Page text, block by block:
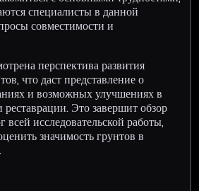
специалисты в данной
совместимости и
перспектива развития
что даст представление о
и возможных улучшениях в
Это завершит обзор
всей исследовательской работы,
значимость грунтов в